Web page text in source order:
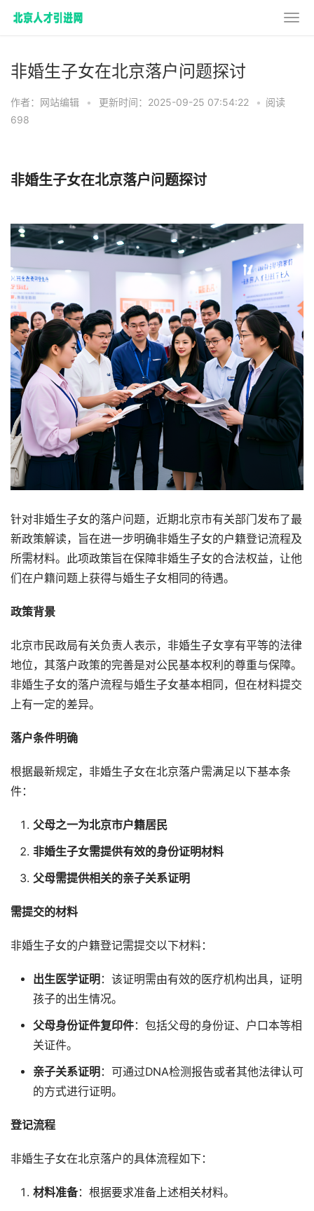
非婚生子女在北京落户问题探讨
作者：网站编辑 • 更新时间：2025-09-25 07:54:22 • 阅读
698
非婚生子女在北京落户问题探讨
针对非婚生子女的落户问题，近期北京市有关部门发布了最
新政策解读，旨在进一步明确非婚生子女的户籍登记流程及
所需材料。此项政策旨在保障非婚生子女的合法权益，让他
们在户籍问题上获得与婚生子女相同的待遇。
政策背景
北京市民政局有关负责人表示，非婚生子女享有平等的法律
地位，其落户政策的完善是对公民基本权利的尊重与保障。
非婚生子女的落户流程与婚生子女基本相同，但在材料提交
上有一定的差异。
落户条件明确
根据最新规定，非婚生子女在北京落户需满足以下基本条
件：
父母之一为北京市户籍居民
非婚生子女需提供有效的身份证明材料
父母需提供相关的亲子关系证明
需提交的材料
非婚生子女的户籍登记需提交以下材料：
出生医学证明 ：该证明需由有效的医疗机构出具，证明
孩子的出生情况。
父母身份证件复印件：包括父母的身份证、户口本等相
关证件。
亲子关系证明 ：可通过DNA检测报告或者其他法律认可
的方式进行证明。
登记流程
非婚生子女在北京落户的具体流程如下：
材料准备：根据要求准备上述相关材料。